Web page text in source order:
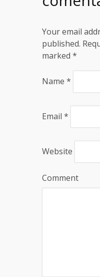
Your email
published.
marked *
Name *
Email *
Website
Comment